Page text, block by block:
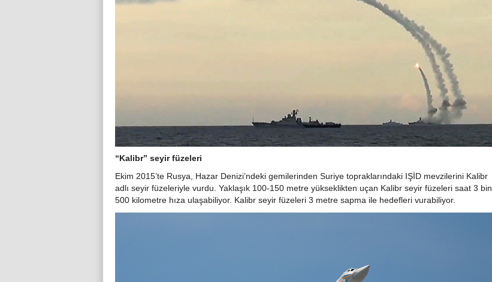
“Kalibr” seyir füzeleri
Ekim 2015’te Rusya, Hazar Denizi’ndeki gemilerinden Suriye topraklarındaki IŞİD mevzilerini Kalibr
adlı seyir füzeleriyle vurdu. Yaklaşık 100-150 metre yükseklikten uçan Kalibr seyir füzeleri saat 3 bin
500 kilometre hıza ulaşabiliyor. Kalibr seyir füzeleri 3 metre sapma ile hedefleri vurabiliyor.